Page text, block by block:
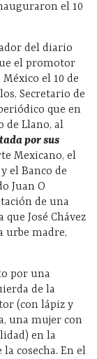
el 10
del diario
el promotor
el 10 de
Secretario de
que en
de Llano, al
por sus
Mexicano, el
el Banco de
Juan O
de una
José Chávez
urbe madre,
por una
de la
(con lápiz y
una mujer con
en la
cosecha. En el